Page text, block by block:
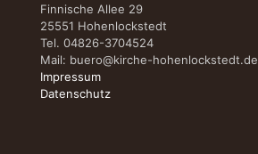
Finnische Allee 29
25551 Hohenlockstedt
Tel. 04826-3704524
Mail: buero@kirche-hohenlockstedt.de
Impressum
Datenschutz